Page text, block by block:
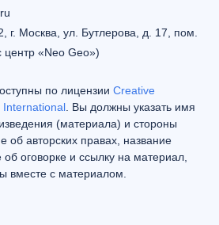
г. Москва, ул. Бутлерова, д. 17, пом.
«Neo Geo»)
по лицензии Creative
International . Вы должны указать имя
(материала) и стороны
об авторских правах, название
оговорке и ссылку на материал,
вместе с материалом.